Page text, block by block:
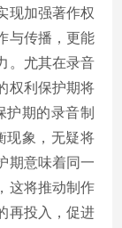
现加强著作权
与传播，更能
。尤其在录音
权利保护期将
护期的录音制
现象，无疑将
期意味着同一
这将推动制作
再投入，促进